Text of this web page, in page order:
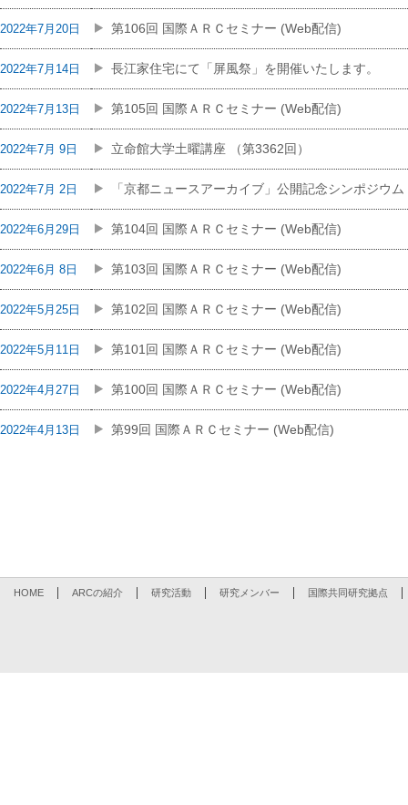
2022年7月20日 第106回 国際ＡＲＣセミナー (Web配信)
2022年7月14日 長江家住宅にて「屏風祭」を開催いたします。
2022年7月13日 第105回 国際ＡＲＣセミナー (Web配信)
2022年7月 9日 立命館大学土曜講座 （第3362回）
2022年7月 2日 「京都ニュースアーカイブ」公開記念シンポジウム
2022年6月29日 第104回 国際ＡＲＣセミナー (Web配信)
2022年6月 8日 第103回 国際ＡＲＣセミナー (Web配信)
2022年5月25日 第102回 国際ＡＲＣセミナー (Web配信)
2022年5月11日 第101回 国際ＡＲＣセミナー (Web配信)
2022年4月27日 第100回 国際ＡＲＣセミナー (Web配信)
2022年4月13日 第99回 国際ＡＲＣセミナー (Web配信)
HOME ARCの紹介 研究活動 研究メンバー 国際共同研究拠点